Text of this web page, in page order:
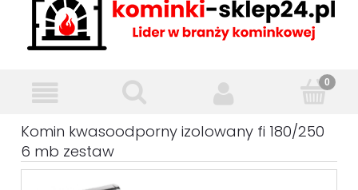
Komin kwasoodporny izolowany fi 180/250
6 mb zestaw